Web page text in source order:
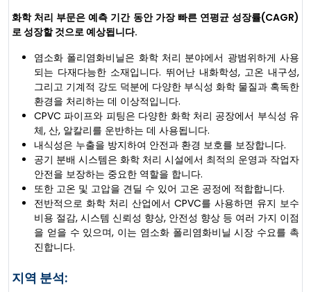
화학 처리 부문은 예측 기간 동안 가장 빠른 연평균 성장률(CAGR)
로 성장할 것으로 예상됩니다.
염소화 폴리염화비닐은 화학 처리 분야에서 광범위하게 사용
되는 다재다능한 소재입니다. 뛰어난 내화학성, 고온 내구성,
그리고 기계적 강도 덕분에 다양한 부식성 화학 물질과 혹독한
환경을 처리하는 데 이상적입니다.
CPVC 파이프와 피팅은 다양한 화학 처리 공장에서 부식성 유
체, 산, 알칼리를 운반하는 데 사용됩니다.
내식성은 누출을 방지하여 안전과 환경 보호를 보장합니다.
공기 분배 시스템은 화학 처리 시설에서 최적의 운영과 작업자
안전을 보장하는 중요한 역할을 합니다.
또한 고온 및 고압을 견딜 수 있어 고온 공정에 적합합니다.
전반적으로 화학 처리 산업에서 CPVC를 사용하면 유지 보수
비용 절감, 시스템 신뢰성 향상, 안전성 향상 등 여러 가지 이점
을 얻을 수 있으며, 이는 염소화 폴리염화비닐 시장 수요를 촉
진합니다.
지역 분석: